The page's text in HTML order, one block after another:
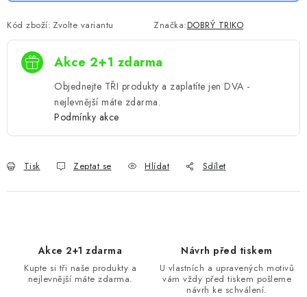
Kód zboží: Zvolte variantu Značka:DOBRÝ TRIKO
Akce 2+1 zdarma
Objednejte TŘI produkty a zaplatíte jen DVA -
nejlevnější máte zdarma.
Podmínky akce
Tisk Zeptat se Hlídat Sdílet
Akce 2+1 zdarma
Kupte si tři naše produkty a
nejlevnější máte zdarma.
Návrh před tiskem
U vlastních a upravených motivů
vám vždy před tiskem pošleme
návrh ke schválení.